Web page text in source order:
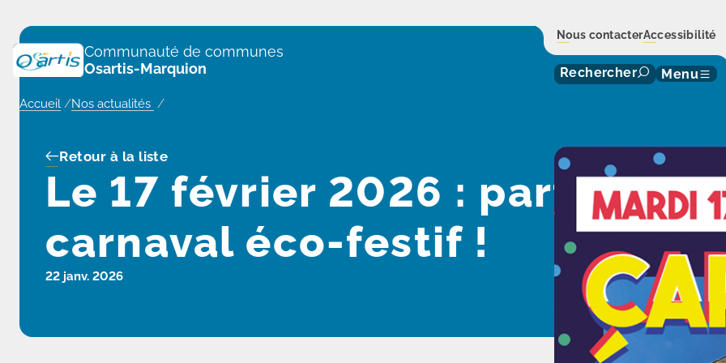
Communauté de communes
Osartis-Marquion
Nous contacterAccessibilité
Rechercher Menu
Accueil /Nos actualités /
Le 17 février 2026 : participez
carnaval éco-festif !
Retour à la liste
22 janv. 2026